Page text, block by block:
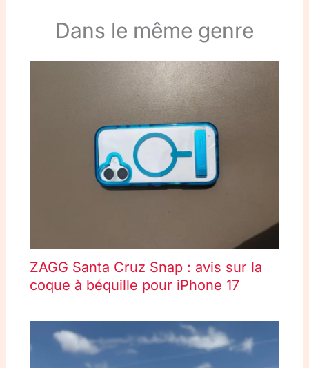
Dans le même genre
ZAGG Santa Cruz Snap : avis sur la
coque à béquille pour iPhone 17